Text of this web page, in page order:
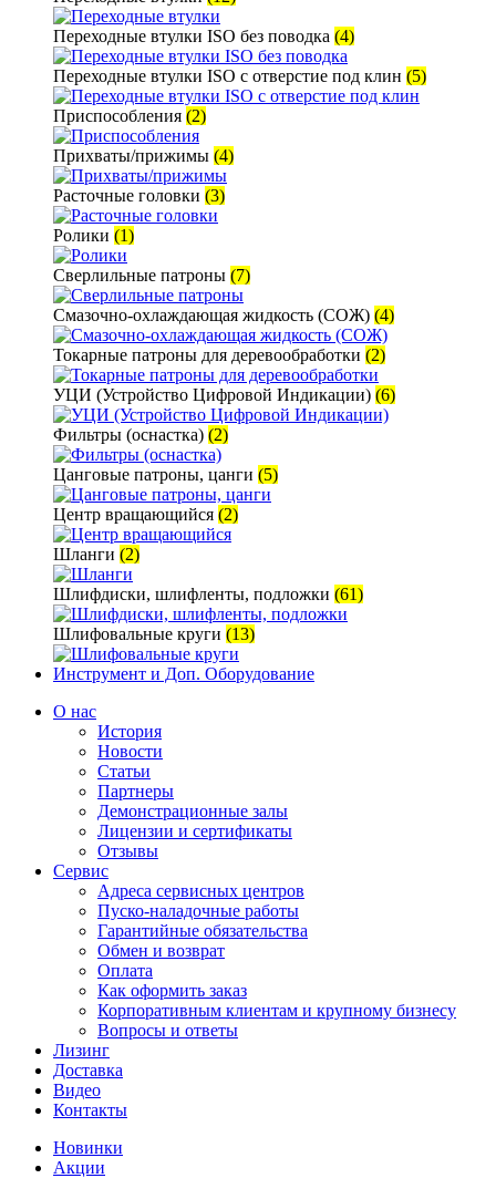
Переходные втулки ISO без поводка (4)
Переходные втулки ISO с отверстие под клин (5)
Приспособления (2)
Прихваты/прижимы (4)
Расточные головки (3)
Ролики (1)
Сверлильные патроны (7)
Смазочно-охлаждающая жидкость (СОЖ) (4)
Токарные патроны для деревообработки (2)
УЦИ (Устройство Цифровой Индикации) (6)
Фильтры (оснастка) (2)
Цанговые патроны, цанги (5)
Центр вращающийся (2)
Шланги (2)
Шлифдиски, шлифленты, подложки (61)
Шлифовальные круги (13)
Инструмент и Доп. Оборудование
О нас
История
Новости
Статьи
Партнеры
Демонстрационные залы
Лицензии и сертификаты
Отзывы
Сервис
Адреса сервисных центров
Пуско-наладочные работы
Гарантийные обязательства
Обмен и возврат
Оплата
Как оформить заказ
Корпоративным клиентам и крупному бизнесу
Вопросы и ответы
Лизинг
Доставка
Видео
Контакты
Новинки
Акции